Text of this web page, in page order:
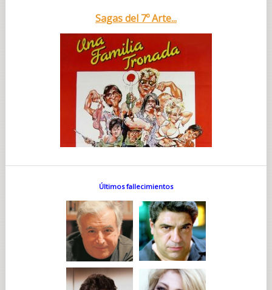
Sagas del 7º Arte...
Últimos fallecimientos